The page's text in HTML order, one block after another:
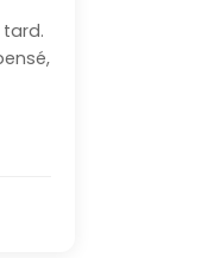
tard.